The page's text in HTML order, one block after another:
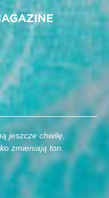
jeszcze chwilę.
zmieniają ton.